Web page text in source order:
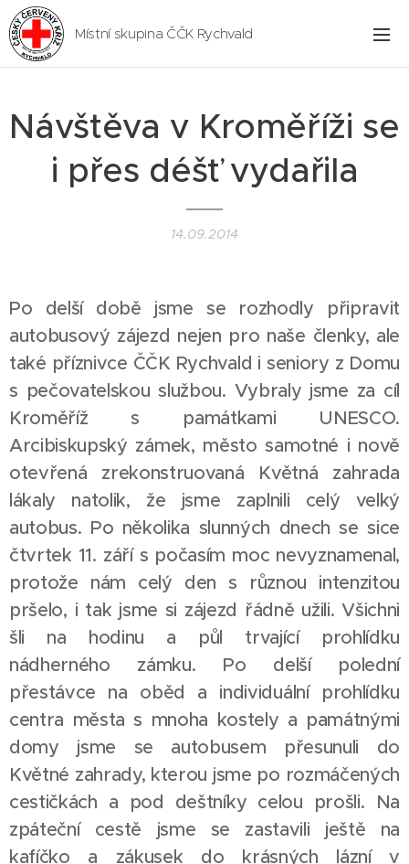
Místní skupina ČČK Rychvald
Návštěva v Kroměříži se
i přes déšť vydařila
14.09.2014
Po delší době jsme se rozhodly připravit
autobusový zájezd nejen pro naše členky, ale
také příznivce ČČK Rychvald i seniory z Domu
s pečovatelskou službou. Vybraly jsme za cíl
Kroměříž s památkami UNESCO.
Arcibiskupský zámek, město samotné i nově
otevřená zrekonstruovaná Květná zahrada
lákaly natolik, že jsme zaplnili celý velký
autobus. Po několika slunných dnech se sice
čtvrtek 11. září s počasím moc nevyznamenal,
protože nám celý den s různou intenzitou
pršelo, i tak jsme si zájezd řádně užili. Všichni
šli na hodinu a půl trvající prohlídku
nádherného zámku. Po delší polední
přestávce na oběd a individuální prohlídku
centra města s mnoha kostely a památnými
domy jsme se autobusem přesunuli do
Květné zahrady, kterou jsme po rozmáčených
cestičkách a pod deštníky celou prošli. Na
zpáteční cestě jsme se zastavili ještě na
kafíčko a zákusek do krásných lázní v